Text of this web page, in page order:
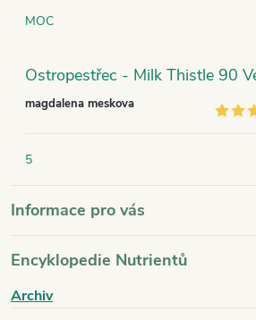
MOC
magdalena meskova
5
Informace pro vás
Encyklopedie Nutrientů
Archiv